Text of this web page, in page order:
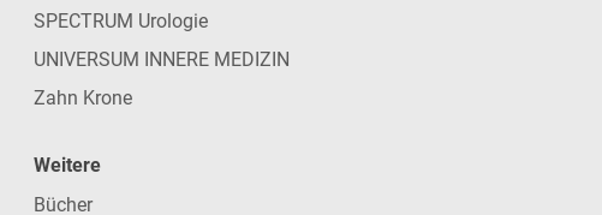
SPECTRUM Urologie
UNIVERSUM INNERE MEDIZIN
Zahn Krone
Weitere
Bücher